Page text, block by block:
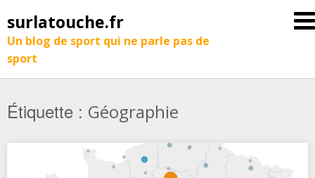
surlatouche.fr
Un blog de sport qui ne parle pas de
sport
Étiquette : Géographie